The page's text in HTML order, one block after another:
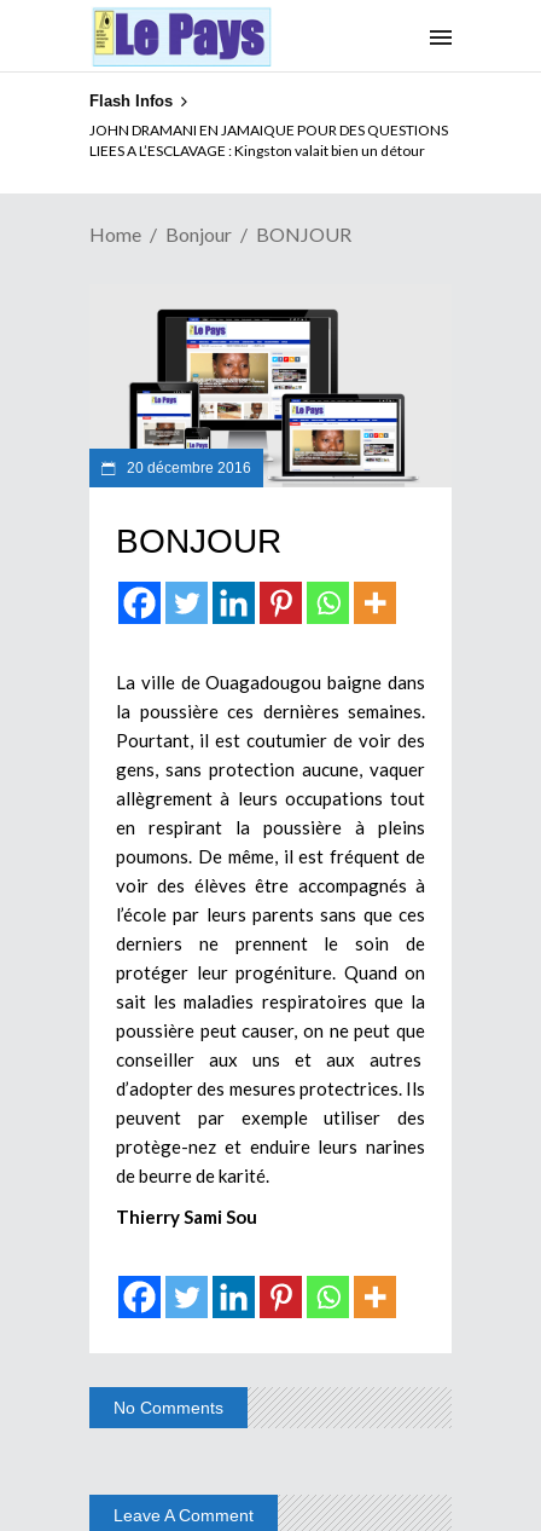
Flash Infos
JOHN DRAMANI EN JAMAIQUE POUR DES QUESTIONS
LIEES A L’ESCLAVAGE : Kingston valait bien un détour
Home Bonjour BONJOUR
20 décembre 2016
BONJOUR
La ville de Ouagadougou baigne dans
la poussière ces dernières semaines.
Pourtant, il est coutumier de voir des
gens, sans protection aucune, vaquer
allègrement à leurs occupations tout
en respirant la poussière à pleins
poumons. De même, il est fréquent de
voir des élèves être accompagnés à
l’école par leurs parents sans que ces
derniers ne prennent le soin de
protéger leur progéniture. Quand on
sait les maladies respiratoires que la
poussière peut causer, on ne peut que
conseiller aux uns et aux autres
d’adopter des mesures protectrices. Ils
peuvent par exemple utiliser des
protège-nez et enduire leurs narines
de beurre de karité.
Thierry Sami Sou
No Comments
Leave A Comment